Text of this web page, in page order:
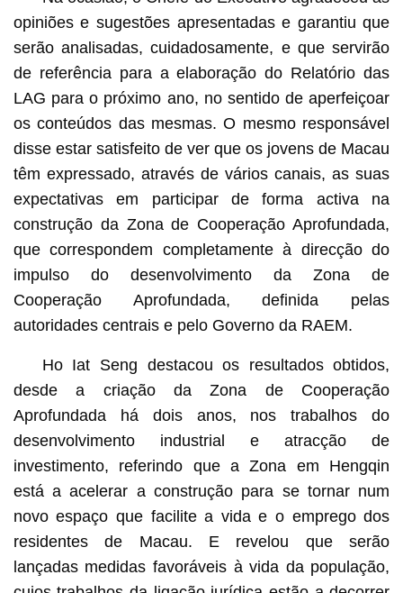
opiniões e sugestões apresentadas e garantiu que
serão analisadas, cuidadosamente, e que servirão
de referência para a elaboração do Relatório das
LAG para o próximo ano, no sentido de aperfeiçoar
os conteúdos das mesmas. O mesmo responsável
disse estar satisfeito de ver que os jovens de Macau
têm expressado, através de vários canais, as suas
expectativas em participar de forma activa na
construção da Zona de Cooperação Aprofundada,
que correspondem completamente à direcção do
impulso do desenvolvimento da Zona de
Cooperação Aprofundada, definida pelas
autoridades centrais e pelo Governo da RAEM.
Ho Iat Seng destacou os resultados obtidos,
desde a criação da Zona de Cooperação
Aprofundada há dois anos, nos trabalhos do
desenvolvimento industrial e atracção de
investimento, referindo que a Zona em Hengqin
está a acelerar a construção para se tornar num
novo espaço que facilite a vida e o emprego dos
residentes de Macau. E revelou que serão
lançadas medidas favoráveis à vida da população,